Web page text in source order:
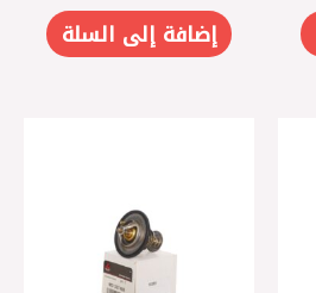
إضافة إلى السلة